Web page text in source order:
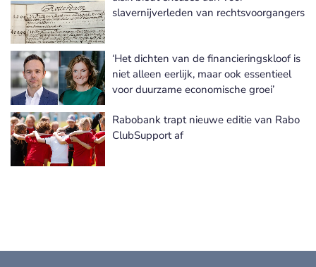
Meer MVO-activiteiten nieuws
slavernijverleden van rechtsvoorgangers
‘Het dichten van de financieringskloof is
niet alleen eerlijk, maar ook essentieel
voor duurzame economische groei’
Rabobank trapt nieuwe editie van Rabo
ClubSupport af